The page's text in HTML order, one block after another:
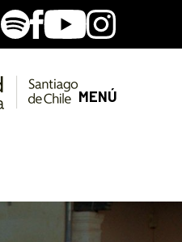
SpotifyFacebook
YoutubeInstagram
MENÚ